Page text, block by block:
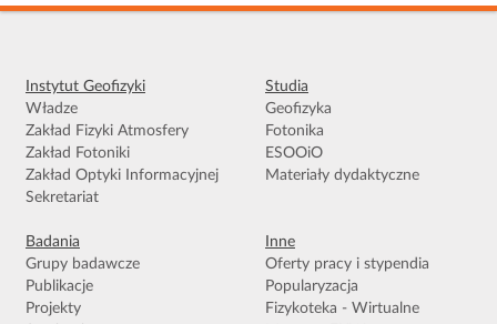
Instytut Geofizyki
Władze
Zakład Fizyki Atmosfery
Zakład Fotoniki
Zakład Optyki Informacyjnej
Sekretariat
Studia
Geofizyka
Fotonika
ESOOiO
Materiały dydaktyczne
Badania
Grupy badawcze
Publikacje
Projekty
Inne
Oferty pracy i stypendia
Popularyzacja
Fizykoteka - Wirtualne